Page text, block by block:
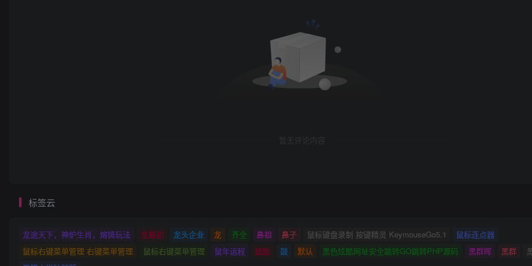
暂无评论内容
标签云
龙途天下，神炉生肖，熔铸玩法 龙最初 龙头企业 龙 齐全 鼻祖 鼻子 鼠标键盘录制 按键精灵 KeymouseGo5.1
鼠标连点器
鼠标右键菜单管理 右键菜单管理
鼠标右键菜单管理 鼠年运程 鼓励 鼓 默认 黑色炫酷网址安全跳转GO跳转PHP源码 黑群晖 黑群